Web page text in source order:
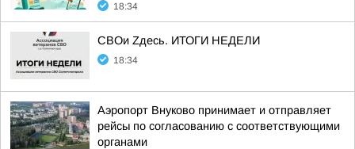
18:34
СВОи Zдесь. ИТОГИ НЕДЕЛИ
18:34
Аэропорт Внуково принимает и отправляет
рейсы по согласованию с соответствующими
органами